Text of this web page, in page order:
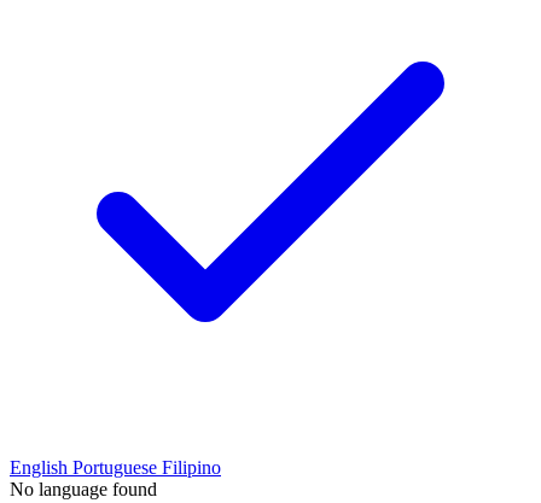
English Portuguese Filipino
No language found